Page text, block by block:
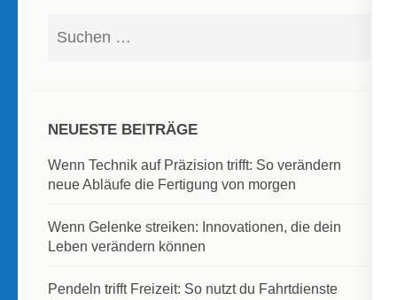
NEUESTE BEITRÄGE
Wenn Technik auf Präzision trifft: So verändern
neue Abläufe die Fertigung von morgen
Wenn Gelenke streiken: Innovationen, die dein
Leben verändern können
Pendeln trifft Freizeit: So nutzt du Fahrtdienste